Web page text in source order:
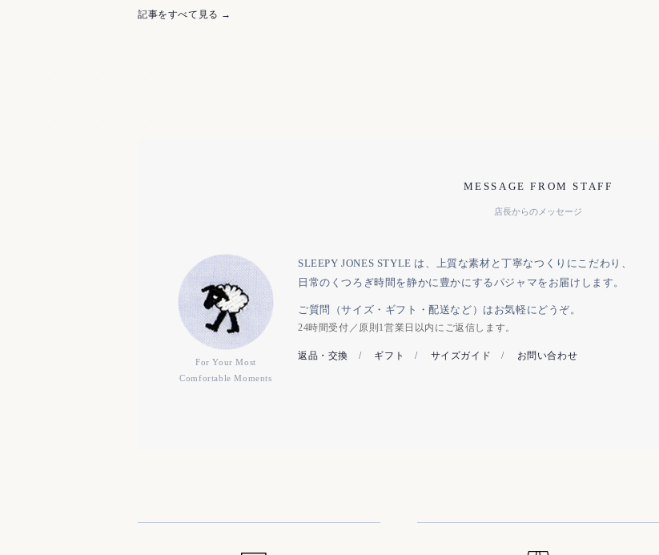
記事をすべて見る →
MESSAGE FROM STAFF
店長からのメッセージ
For Your Most
Comfortable Moments
SLEEPY JONES STYLE は、上質な素材と丁寧なつくりにこだわり、
日常のくつろぎ時間を静かに豊かにするパジャマをお届けします。
ご質問（サイズ・ギフト・配送など）はお気軽にどうぞ。
24時間受付／原則1営業日以内にご返信します。
返品・交換 / ギフト / サイズガイド / お問い合わせ